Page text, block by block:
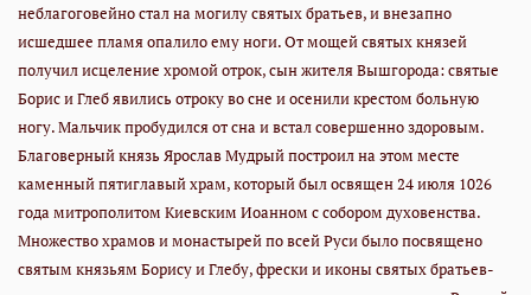
неблагоговейно стал на могилу святых братьев, и внезапно
исшедшее пламя опалило ему ноги. От мощей святых князей
получил исцеление хромой отрок, сын жителя Вышгорода: святые
Борис и Глеб явились отроку во сне и осенили крестом больную
ногу. Мальчик пробудился от сна и встал совершенно здоровым.
Благоверный князь Ярослав Мудрый построил на этом месте
каменный пятиглавый храм, который был освящен 24 июля 1026
года митрополитом Киевским Иоанном с собором духовенства.
Множество храмов и монастырей по всей Руси было посвящено
святым князьям Борису и Глебу, фрески и иконы святых братьев-